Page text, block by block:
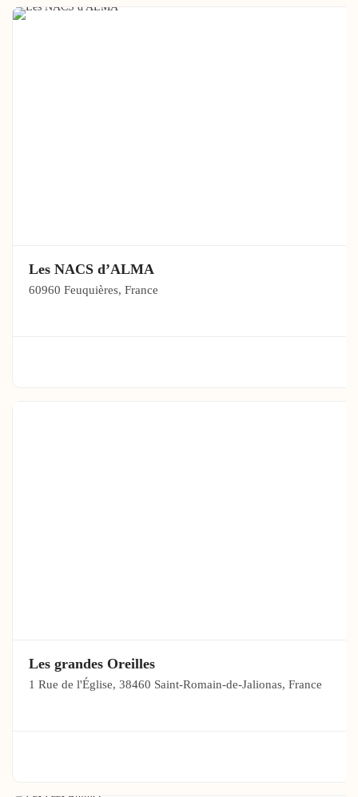
Les NACS d’ALMA
60960 Feuquières, France
Les grandes Oreilles
1 Rue de l'Église, 38460 Saint-Romain-de-Jalionas, France